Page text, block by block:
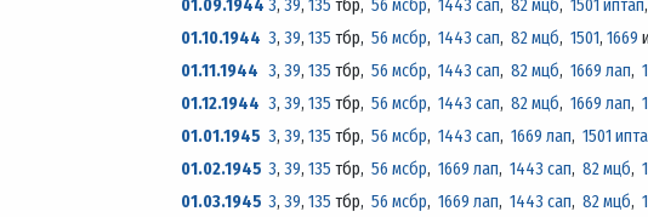
01.09.1944 3,39,135 тбр,56 мсбр,1443 сап,82 мцб,1501 иптап,
01.10.1944 3,39,135 тбр,56 мсбр,1443 сап,82 мцб,1501,1669
01.11.1944 3,39,135 тбр,56 мсбр,1443 сап,82 мцб,1669 лап,
01.12.1944 3,39,135 тбр,56 мсбр,1443 сап,82 мцб,1669 лап,
01.01.1945 3,39,135 тбр,56 мсбр,1443 сап,1669 лап,1501
01.02.1945 3,39,135 тбр,56 мсбр,1669 лап,1443 сап,82 мцб,
01.03.1945 3,39,135 тбр,56 мсбр,1669 лап,1443 сап,82 мцб,